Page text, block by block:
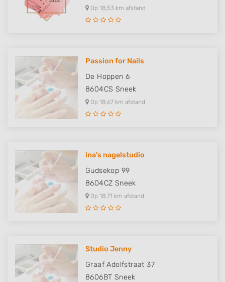
Op 18,53 km afstand
Passion for Nails
De Hoppen 6
8604CS Sneek
Op 18,67 km afstand
ina's nagelstudio
Gudsekop 99
8604CZ Sneek
Op 18,71 km afstand
Studio Jenny
Graaf Adolfstraat 37
8606BT Sneek